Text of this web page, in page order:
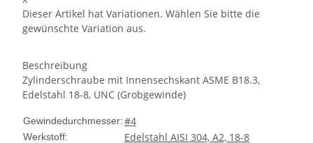
Dieser Artikel hat Variationen. Wählen Sie bitte die
gewünschte Variation aus.
Beschreibung
Zylinderschraube mit Innensechskant ASME B18.3,
Edelstahl 18-8, UNC (Grobgewinde)
Gewindedurchmesser:#4
Werkstoff: Edelstahl AISI 304, A2, 18-8